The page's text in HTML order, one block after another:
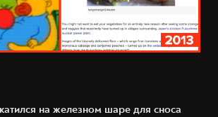
на железном шаре для сноса